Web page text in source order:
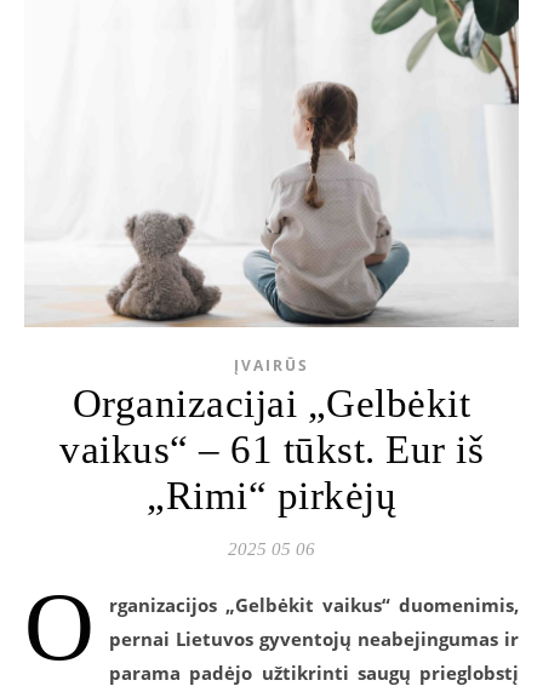
ĮVAIRŪS
Organizacijai „Gelbėkit
vaikus“ – 61 tūkst. Eur iš
„Rimi“ pirkėjų
2025 05 06
O
rganizacijos „Gelbėkit vaikus“ duomenimis,
pernai Lietuvos gyventojų neabejingumas ir
parama padėjo užtikrinti saugų prieglobstį